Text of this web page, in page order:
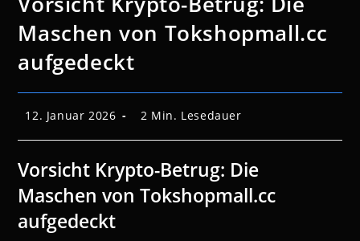
Maschen von Tokshopmall.cc
aufgedeckt
Beitrag
veröffentlicht:
12. Januar 2026 Lesedauer:
2 Min. Lesedauer
Vorsicht Krypto-Betrug: Die
Maschen von Tokshopmall.cc
aufgedeckt